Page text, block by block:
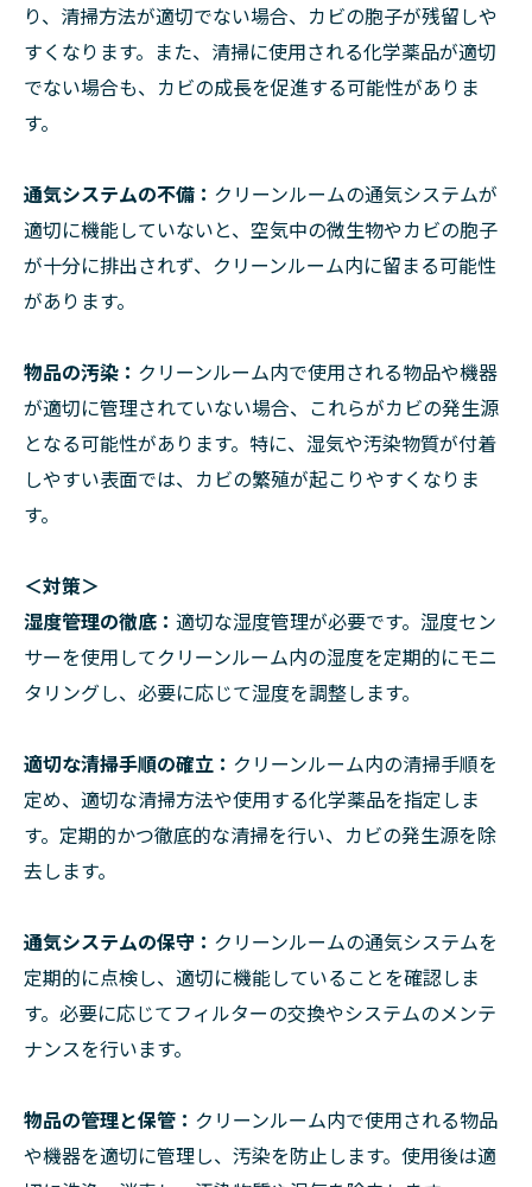
り、清掃方法が適切でない場合、カビの胞子が残留しや
すくなります。また、清掃に使用される化学薬品が適切
でない場合も、カビの成長を促進する可能性がありま
す。
通気システムの不備： クリーンルームの通気システムが
適切に機能していないと、空気中の微生物やカビの胞子
が十分に排出されず、クリーンルーム内に留まる可能性
があります。
物品の汚染： クリーンルーム内で使用される物品や機器
が適切に管理されていない場合、これらがカビの発生源
となる可能性があります。特に、湿気や汚染物質が付着
しやすい表面では、カビの繁殖が起こりやすくなりま
す。
＜対策＞
湿度管理の徹底： 適切な湿度管理が必要です。湿度セン
サーを使用してクリーンルーム内の湿度を定期的にモニ
タリングし、必要に応じて湿度を調整します。
適切な清掃手順の確立： クリーンルーム内の清掃手順を
定め、適切な清掃方法や使用する化学薬品を指定しま
す。定期的かつ徹底的な清掃を行い、カビの発生源を除
去します。
通気システムの保守： クリーンルームの通気システムを
定期的に点検し、適切に機能していることを確認しま
す。必要に応じてフィルターの交換やシステムのメンテ
ナンスを行います。
物品の管理と保管： クリーンルーム内で使用される物品
や機器を適切に管理し、汚染を防止します。使用後は適